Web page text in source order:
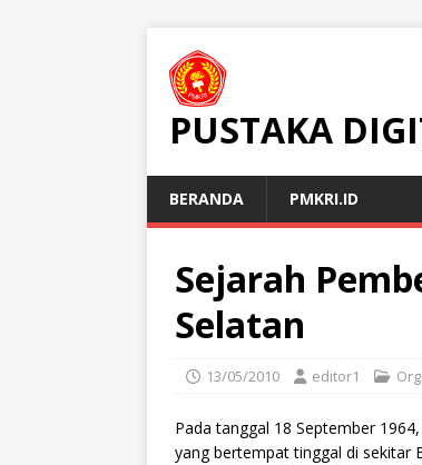
PUSTAKA
BERANDA PMKRI.ID
Sejarah
Selatan
13/05/2010 editor1
Pada tanggal 18 September
yang bertempat tinggal di sekitar